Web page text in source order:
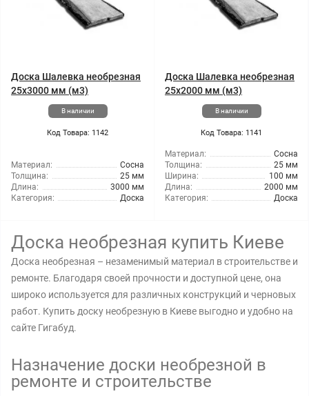
Доска Шалевка необрезная
25x3000 мм (м3)
В наличии
Код Товара: 1142
Материал:
Сосна
Толщина:
25 мм
Длина:
3000 мм
Категория:
Доска
Доска Шалевка необрезная
25x2000 мм (м3)
В наличии
Код Товара: 1141
Материал:
Сосна
Толщина:
25 мм
Ширина:
100 мм
Длина:
2000 мм
Категория:
Доска
Доска необрезная купить Киеве
Доска необрезная – незаменимый материал в строительстве и
ремонте. Благодаря своей прочности и доступной цене, она
широко используется для различных конструкций и черновых
работ. Купить доску необрезную в Киеве выгодно и удобно на
сайте Гигабуд.
Назначение доски необрезной в
ремонте и строительстве